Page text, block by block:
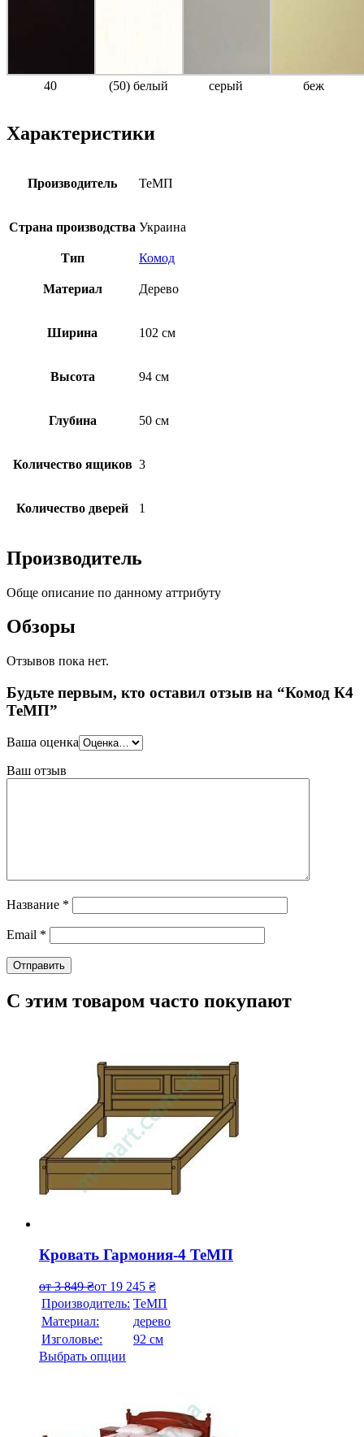
40 (50) белый серый беж
Характеристики
Производитель ТеМП
Страна производства Украина
Тип Комод
Материал Дерево
Ширина 102 см
Высота 94 см
Глубина 50 см
Количество ящиков 3
Количество дверей 1
Производитель
Обще описание по данному аттрибуту
Обзоры
Отзывов пока нет.
Будьте первым, кто оставил отзыв на “Комод К4
ТеМП”
Ваша оценка
Ваш отзыв
Название *
Email *
С этим товаром часто покупают
Кровать Гармония-4 ТеМП
от3 849₴от 19 245 ₴
Производитель: ТеМП
Материал:
дерево
Изголовье:
92 см
Выбрать опции